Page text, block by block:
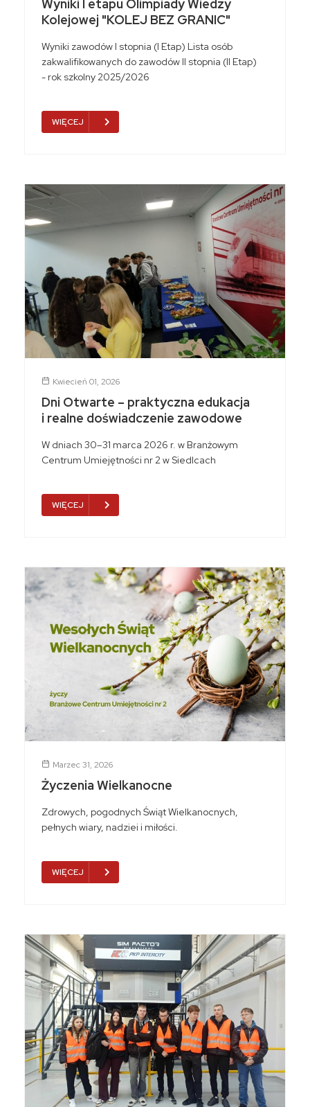
Wyniki I etapu Olimpiady Wiedzy
Kolejowej "KOLEJ BEZ GRANIC"
Wyniki zawodów I stopnia (I Etap) Lista osób
zakwalifikowanych do zawodów II stopnia (II Etap)
- rok szkolny 2025/2026
WIĘCEJ
Kwiecień 01, 2026
Dni Otwarte – praktyczna edukacja
i realne doświadczenie zawodowe
W dniach 30–31 marca 2026 r. w Branżowym
Centrum Umiejętności nr 2 w Siedlcach
WIĘCEJ
Marzec 31, 2026
Życzenia Wielkanocne
Zdrowych, pogodnych Świąt Wielkanocnych,
pełnych wiary, nadziei i miłości.
WIĘCEJ